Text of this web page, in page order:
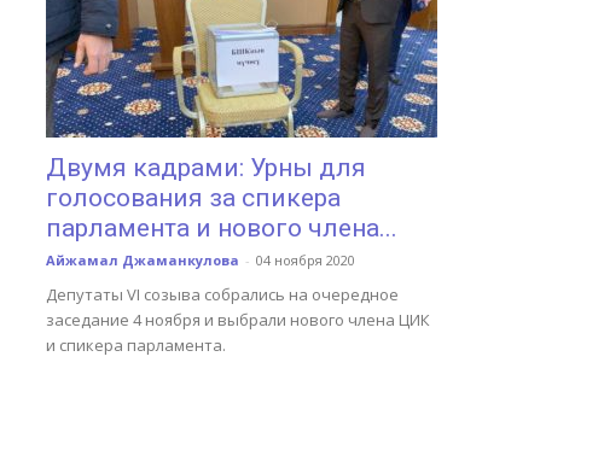
Двумя кадрами: Урны для
голосования за спикера
парламента и нового члена...
Айжамал Джаманкулова - 04 ноября 2020
Депутаты VI созыва собрались на очередное
заседание 4 ноября и выбрали нового члена ЦИК
и спикера парламента.